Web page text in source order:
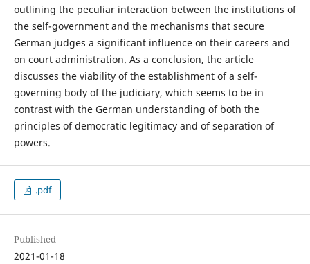
outlining the peculiar interaction between the institutions of
the self-government and the mechanisms that secure
German judges a significant influence on their careers and
on court administration. As a conclusion, the article
discusses the viability of the establishment of a self-
governing body of the judiciary, which seems to be in
contrast with the German understanding of both the
principles of democratic legitimacy and of separation of
powers.
.pdf
Published
2021-01-18